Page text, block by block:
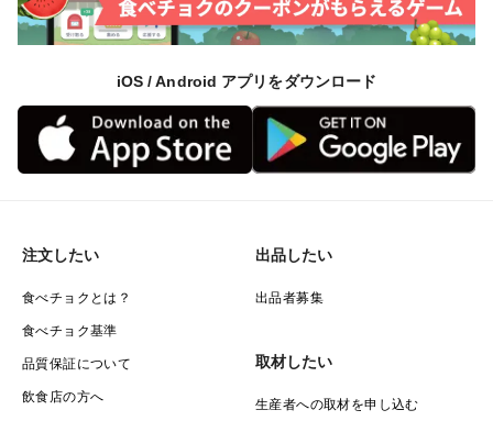
iOS / Android アプリをダウンロード
注文したい
食べチョクとは？
食べチョク基準
品質保証について
飲食店の方へ
出品したい
出品者募集
取材したい
生産者への取材を申し込む